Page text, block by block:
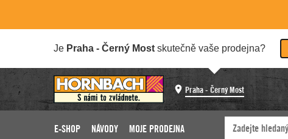
Je Praha - Černý Most skutečně vaše prodejna?
Praha - Černý Most
E-SHOP NÁVODY MOJE PRODEJNA